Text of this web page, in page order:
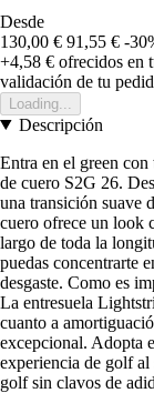
Desde
130,00 € 91,55 € -
+4,58 € ofrecidos en
validación de tu
Loading...
Descripción
Entra en el green
de cuero S2G 26.
una transición suave
cuero ofrece un look
largo de toda la
puedas concentrarte
desgaste. Como es
La entresuela
cuanto a
excepcional. Adopta
experiencia de golf al
golf sin clavos de